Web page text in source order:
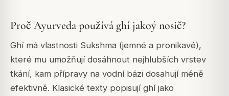
Proč Ayurveda používá ghí jakoý nosič?
Ghí má vlastnosti Sukshma (jemné a pronikavé),
které mu umožňují dosáhnout nejhlubších vrstev
tkání, kam přípravy na vodní bázi dosahují méně
efektivně. Klasické texty popisují ghí jako